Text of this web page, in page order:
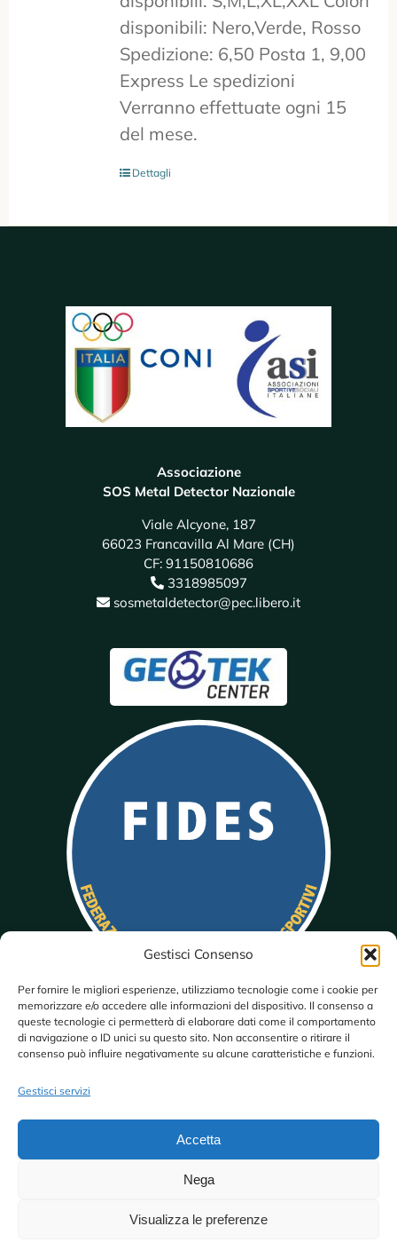
Gestisci Consenso
Per fornire le migliori esperienze, utilizziamo tecnologie come i cookie per
memorizzare e/o accedere alle informazioni del dispositivo. Il consenso a
queste tecnologie ci permetterà di elaborare dati come il comportamento
di navigazione o ID unici su questo sito. Non acconsentire o ritirare il
consenso può influire negativamente su alcune caratteristiche e funzioni.
Gestisci servizi
Accetta
Nega
Visualizza le preferenze
disponibili: Nero,Verde, Rosso
Spedizione: 6,50 Posta 1, 9,00
Express Le spedizioni
Verranno effettuate ogni 15
del mese.
Dettagli
Associazione
SOS Metal Detector Nazionale
Viale Alcyone, 187
66023 Francavilla Al Mare (CH)
CF: 91150810686
3318985097
sosmetaldetector@pec.libero.it